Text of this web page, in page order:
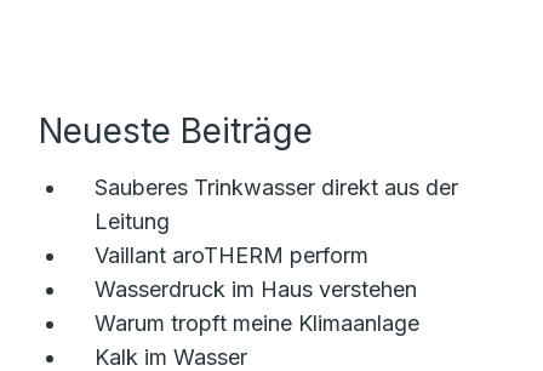
Neueste Beiträge
Sauberes Trinkwasser direkt aus der
Leitung
Vaillant aroTHERM perform
Wasserdruck im Haus verstehen
Warum tropft meine Klimaanlage
Kalk im Wasser